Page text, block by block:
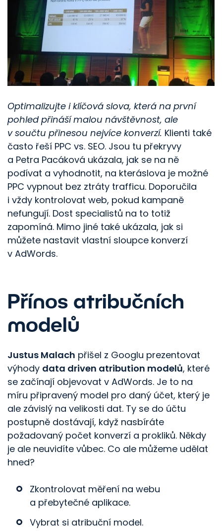
Optimalizujte i klíčová slova, která na první
pohled přináší malou návštěvnost, ale
v součtu přinesou nejvíce konverzí. Klienti také
často řeší PPC vs. SEO. Jsou tu překryvy
a Petra Pacáková ukázala, jak se na ně
podívat a vyhodnotit, na kteráslova je možné
PPC vypnout bez ztráty trafficu. Doporučila
i vždy kontrolovat web, pokud kampaně
nefungují. Dost specialistů na to totiž
zapomíná. Mimo jiné také ukázala, jak si
můžete nastavit vlastní sloupce konverzí
v AdWords.
Přínos atribučních
modelů
Justus Malach přišel z Googlu prezentovat
výhody data driven atribution modelů, které
se začínají objevovat v AdWords. Je to na
míru připravený model pro daný účet, který je
ale závislý na velikosti dat. Ty se do účtu
postupně dostávají, když nasbíráte
požadovaný počet konverzí a prokliků. Někdy
je ale neuvidíte vůbec. Co ale můžeme udělat
hned?
Zkontrolovat měření na webu
a přebytečné aplikace.
Vybrat si atribuční model.